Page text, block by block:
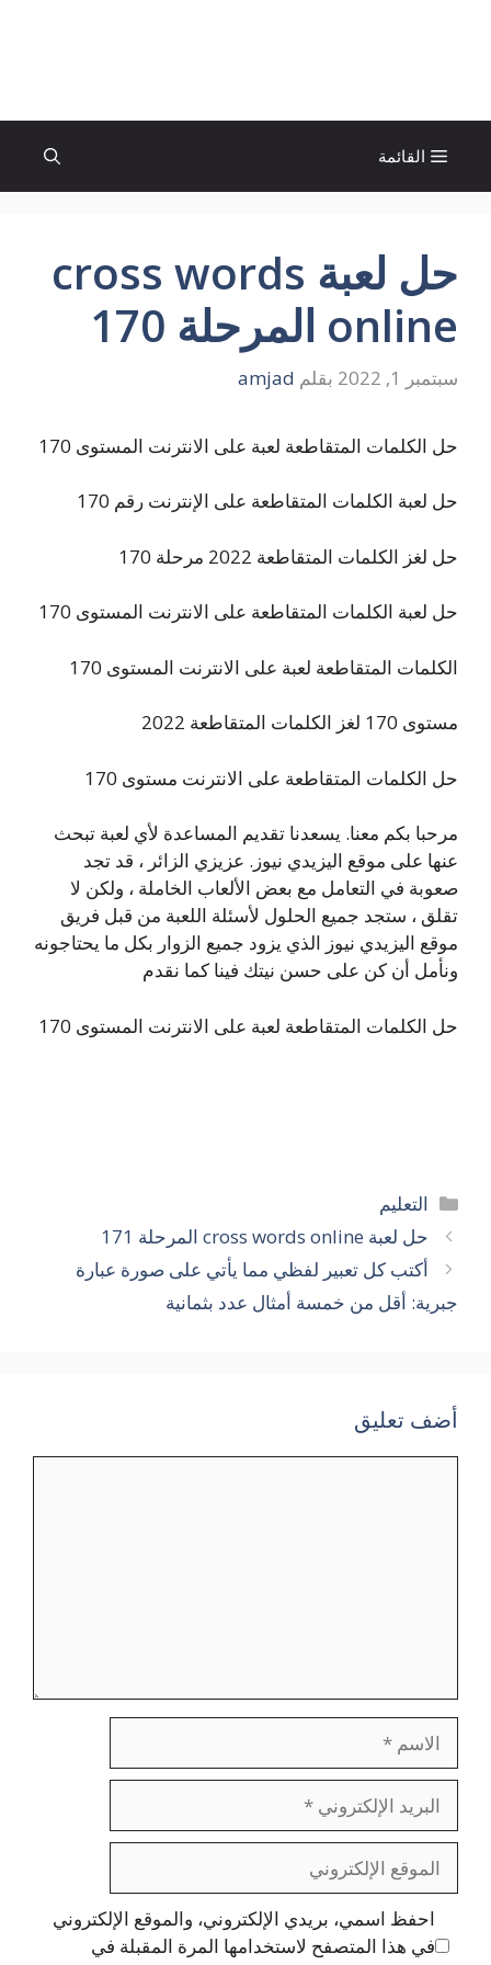
القائمة
حل لعبة cross words
online المرحلة 170
سبتمبر 1, 2022 بقلم amjad
حل الكلمات المتقاطعة لعبة على الانترنت المستوى 170
حل لعبة الكلمات المتقاطعة على الإنترنت رقم 170
حل لغز الكلمات المتقاطعة 2022 مرحلة 170
حل لعبة الكلمات المتقاطعة على الانترنت المستوى 170
الكلمات المتقاطعة لعبة على الانترنت المستوى 170
مستوى 170 لغز الكلمات المتقاطعة 2022
حل الكلمات المتقاطعة على الانترنت مستوى 170
مرحبا بكم معنا. يسعدنا تقديم المساعدة لأي لعبة تبحث
عنها على موقع اليزيدي نيوز. عزيزي الزائر ، قد تجد
صعوبة في التعامل مع بعض الألعاب الخاملة ، ولكن لا
تقلق ، ستجد جميع الحلول لأسئلة اللعبة من قبل فريق
موقع اليزيدي نيوز الذي يزود جميع الزوار بكل ما يحتاجونه
ونأمل أن كن على حسن نيتك فينا كما نقدم
حل الكلمات المتقاطعة لعبة على الانترنت المستوى 170
التصنيفات
التعليم
حل لعبة cross words online المرحلة 171
أكتب كل تعبير لفظي مما يأتي على صورة عبارة
جبرية: أقل من خمسة أمثال عدد بثمانية
أضف تعليق
الإلكتروني
الإلكتروني
احفظ اسمي، بريدي الإلكتروني، والموقع الإلكتروني
في هذا المتصفح لاستخدامها المرة المقبلة في